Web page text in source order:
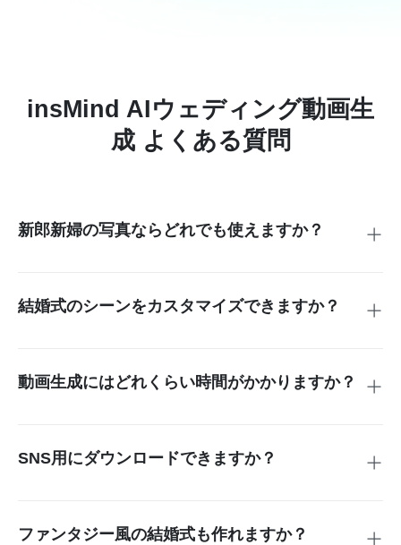
insMind AIウェディング動画生
成 よくある質問
新郎新婦の写真ならどれでも使えますか？
結婚式のシーンをカスタマイズできますか？
動画生成にはどれくらい時間がかかりますか？
SNS用にダウンロードできますか？
ファンタジー風の結婚式も作れますか？